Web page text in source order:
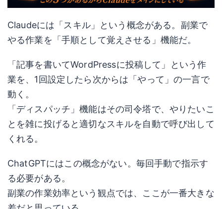
Claudeには「スキル」という概念がある。副業で
やる作業を「手順として覚えさせる」機能だ。
「記事を書いてWordPressに投稿して」という作
業を、1回設定したら次からは「やって」の一言で
動く。
「ディスパッチ」機能はその司令塔で、やりたいこ
とを雑に投げると適切なスキルを自動で呼び出して
くれる。
ChatGPTにはこの概念がない。毎回手動で指示す
る必要がある。
副業の作業効率という観点では、ここが一番大きな